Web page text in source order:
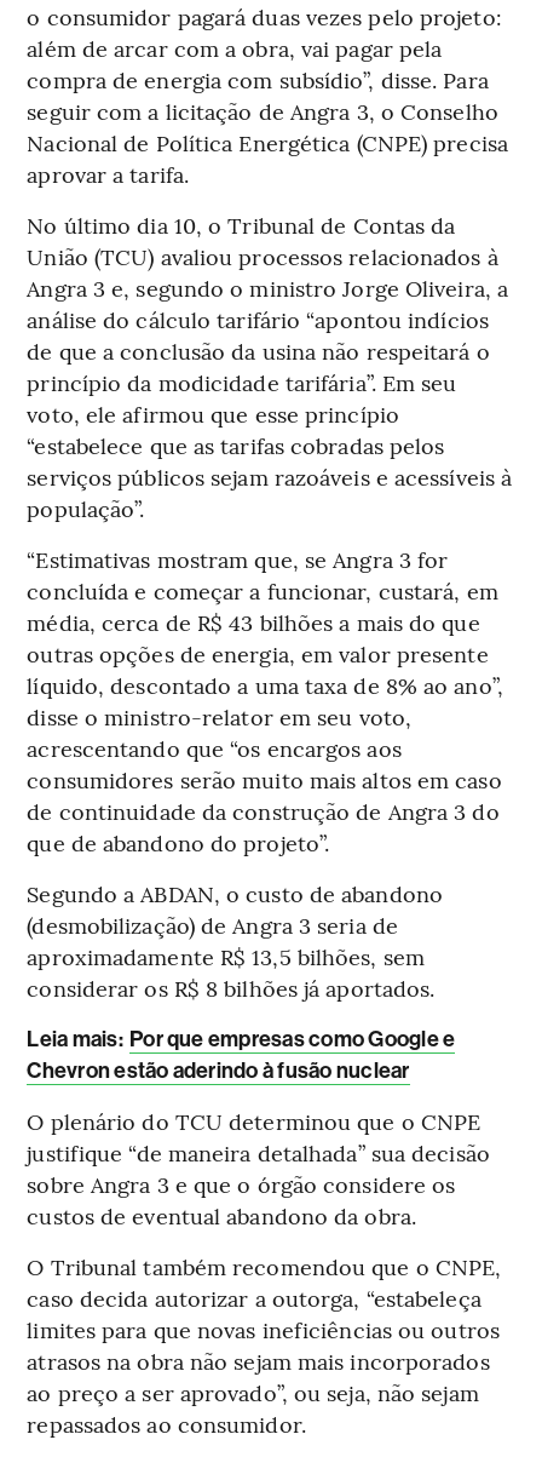
o consumidor pagará duas vezes pelo projeto:
além de arcar com a obra, vai pagar pela
compra de energia com subsídio”, disse. Para
seguir com a licitação de Angra 3, o Conselho
Nacional de Política Energética (CNPE) precisa
aprovar a tarifa.
No último dia 10, o Tribunal de Contas da
União (TCU) avaliou processos relacionados à
Angra 3 e, segundo o ministro Jorge Oliveira, a
análise do cálculo tarifário “apontou indícios
de que a conclusão da usina não respeitará o
princípio da modicidade tarifária”. Em seu
voto, ele afirmou que esse princípio
“estabelece que as tarifas cobradas pelos
serviços públicos sejam razoáveis e acessíveis à
população”.
“Estimativas mostram que, se Angra 3 for
concluída e começar a funcionar, custará, em
média, cerca de R$ 43 bilhões a mais do que
outras opções de energia, em valor presente
líquido, descontado a uma taxa de 8% ao ano”,
disse o ministro-relator em seu voto,
acrescentando que “os encargos aos
consumidores serão muito mais altos em caso
de continuidade da construção de Angra 3 do
que de abandono do projeto”.
Segundo a ABDAN, o custo de abandono
(desmobilização) de Angra 3 seria de
aproximadamente R$ 13,5 bilhões, sem
considerar os R$ 8 bilhões já aportados.
Leia mais: Por que empresas como Google e
Chevron estão aderindo à fusão nuclear
O plenário do TCU determinou que o CNPE
justifique “de maneira detalhada” sua decisão
sobre Angra 3 e que o órgão considere os
custos de eventual abandono da obra.
O Tribunal também recomendou que o CNPE,
caso decida autorizar a outorga, “estabeleça
limites para que novas ineficiências ou outros
atrasos na obra não sejam mais incorporados
ao preço a ser aprovado”, ou seja, não sejam
repassados ao consumidor.